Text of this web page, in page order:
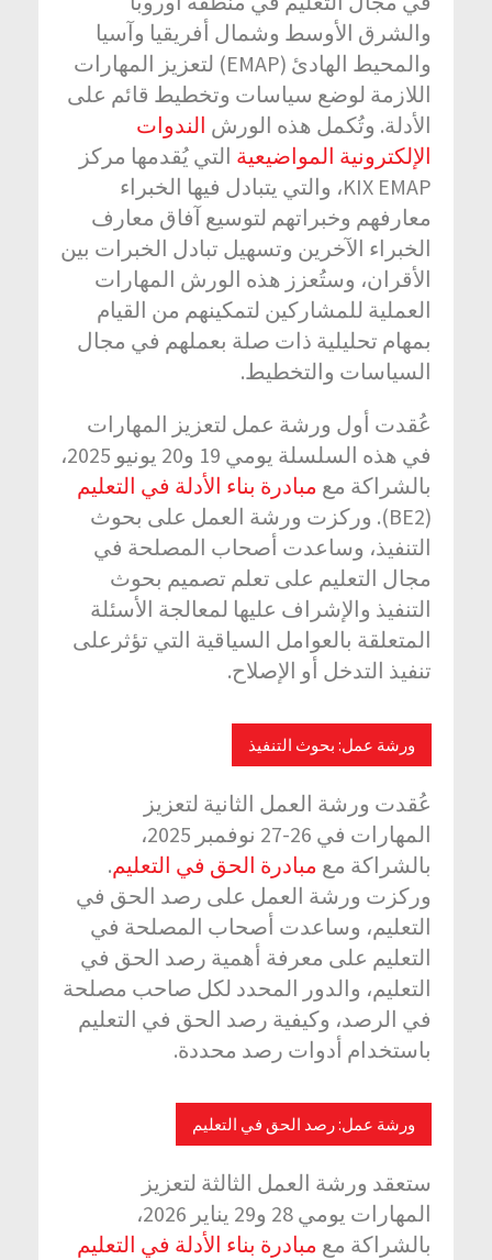
والشرق الأوسط وشمال أفريقيا وآسيا
والمحيط الهادئ (EMAP) لتعزيز المهارات
اللازمة لوضع سياسات وتخطيط قائم على
الأدلة. وتُكمل هذه الورش الندوات
الإلكترونية المواضيعية التي يُقدمها مركز
KIX EMAP، والتي يتبادل فيها الخبراء
معارفهم وخبراتهم لتوسيع آفاق معارف
الخبراء الآخرين وتسهيل تبادل الخبرات بين
الأقران، وستُعزز هذه الورش المهارات
العملية للمشاركين لتمكينهم من القيام
بمهام تحليلية ذات صلة بعملهم في مجال
السياسات والتخطيط.
عُقدت أول ورشة عمل لتعزيز المهارات
في هذه السلسلة يومي 19 و20 يونيو 2025،
بالشراكة مع مبادرة بناء الأدلة في التعليم
(BE2). وركزت ورشة العمل على بحوث
التنفيذ، وساعدت أصحاب المصلحة في
مجال التعليم على تعلم تصميم بحوث
التنفيذ والإشراف عليها لمعالجة الأسئلة
المتعلقة بالعوامل السياقية التي تؤثرعلى
تنفيذ التدخل أو الإصلاح.
ورشة عمل: بحوث التنفيذ
عُقدت ورشة العمل الثانية لتعزيز
المهارات في 26-27 نوفمبر 2025،
بالشراكة مع مبادرة الحق في التعليم.
وركزت ورشة العمل على رصد الحق في
التعليم، وساعدت أصحاب المصلحة في
التعليم على معرفة أهمية رصد الحق في
التعليم، والدور المحدد لكل صاحب مصلحة
في الرصد، وكيفية رصد الحق في التعليم
باستخدام أدوات رصد محددة.
ورشة عمل: رصد الحق في التعليم
ستعقد ورشة العمل الثالثة لتعزيز
المهارات يومي 28 و29 يناير 2026،
بالشراكة مع مبادرة بناء الأدلة في التعليم